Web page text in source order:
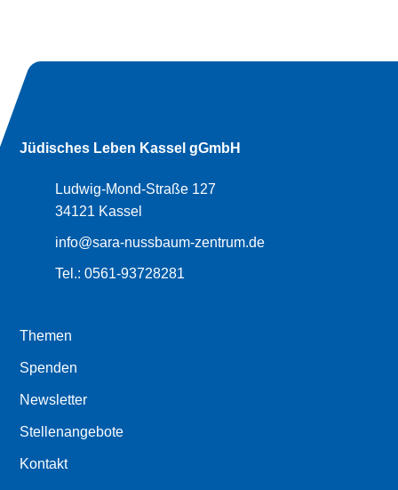
Jüdisches Leben Kassel gGmbH
Ludwig-Mond-Straße 127
34121 Kassel
info@sara-nussbaum-zentrum.de
Tel.: 0561-93728281
Themen
Spenden
Newsletter
Stellenangebote
Kontakt